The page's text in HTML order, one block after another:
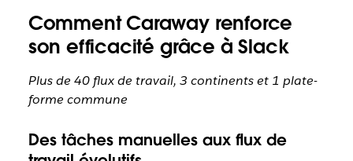
Comment Caraway renforce
son efficacité grâce à Slack
Plus de 40 flux de travail, 3 continents et 1 plate-
forme commune
Des tâches manuelles aux flux de